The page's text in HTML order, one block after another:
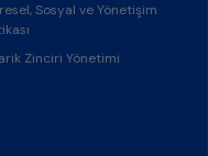
Sosyal ve Yönetişim
Zinciri Yönetimi